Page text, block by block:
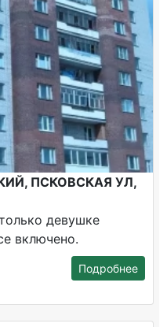
ПСКОВСКАЯ УЛ,
девушке
включено.
Подробнее